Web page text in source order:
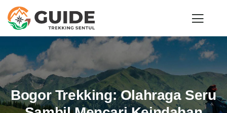
Bogor Trekking: Olahraga Seru